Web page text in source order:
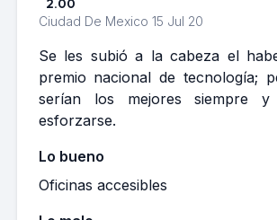
2.00
Ciudad De Mexico 15 Jul 20
Se les subió a la cabeza el
premio nacional de tecnología;
serían los mejores siempre y
esforzarse.
Lo bueno
Oficinas accesibles